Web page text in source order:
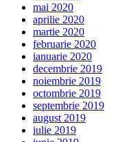
mai 2020
aprilie 2020
martie 2020
februarie 2020
ianuarie 2020
decembrie 2019
noiembrie 2019
octombrie 2019
septembrie 2019
august 2019
iulie 2019